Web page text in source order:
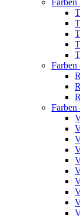
Farben
Farben
Farben